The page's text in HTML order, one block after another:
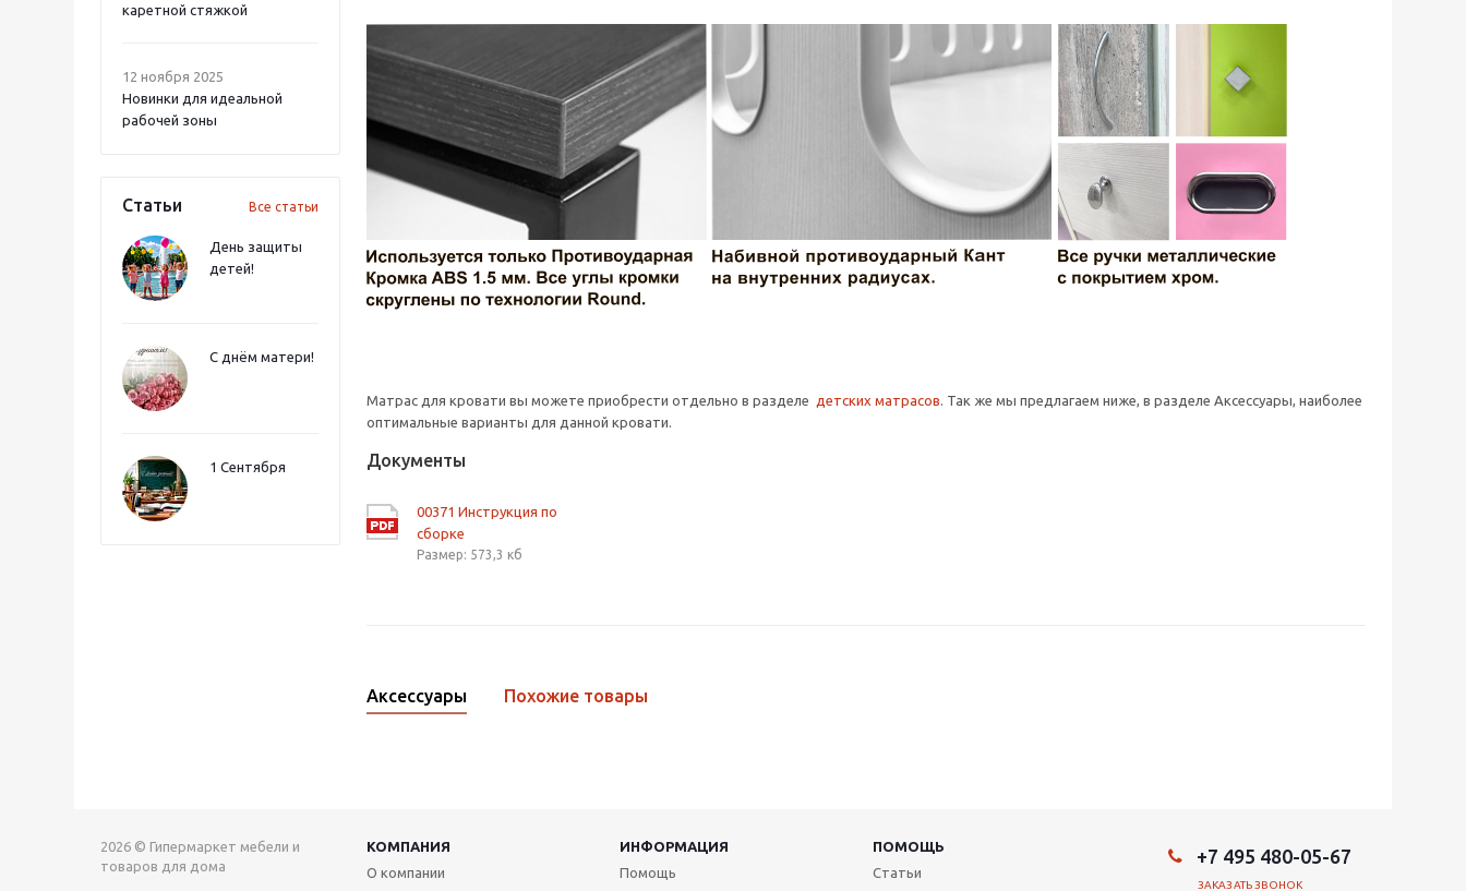
каретной стяжкой
12 ноября 2025
Новинки для идеальной
рабочей зоны
Статьи Все статьи
День защиты
детей!
С днём матери!
1 Сентября
Матрас для кровати вы можете приобрести отдельно в разделе детских матрасов. Так же мы предлагаем ниже, в разделе Аксессуары, наиболее
оптимальные варианты для данной кровати.
Документы
00371 Инструкция по
сборке
Размер: 573,3 кб
Аксессуары Похожие товары
2026 © Гипермаркет мебели и
товаров для дома
КОМПАНИЯ ИНФОРМАЦИЯ
ПОМОЩЬ
О компании
Помощь
Статьи
+7 495 480-05-67
ЗАКАЗАТЬ ЗВОНОК